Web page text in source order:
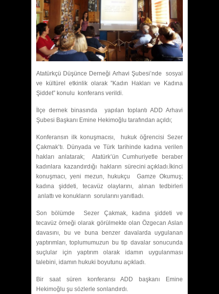
Atatürkçü Düşünce Derneği Arhavi Şubesi’nde sosyal
ve kültürel etkinlik olarak ”Kadın Hakları ve Kadına
Şiddet” konulu konferans verildi.
İlçe dernek binasında yapılan toplantı ADD Arhavi
Şubesi Başkanı Emine Hekimoğlu tarafından açıldı;
Konferansın ilk konuşmacısı, hukuk öğrencisi Sezer
Çakmak’tı. Dünyada ve Türk tarihinde kadına verilen
hakları anlatarak; Atatürk’ün Cumhuriyetle beraber
kadınlara kazandırdığı hakların sürecini açıkladı.İkinci
konuşmacı, yeni mezun, hukukçu Gamze Okumuş;
kadına şiddeti, tecavüz olaylarını, alınan tedbirleri
anlattı ve konukların sorularını yanıtladı.
Son bölümde Sezer Çakmak, kadına şiddeti ve
tecavüz örneği olarak görülmekte olan Özgecan Aslan
davasını, bu ve buna benzer davalarda uygulanan
yaptırımları, toplumumuzun bu tip davalar sonucunda
suçlular için yaptırım olarak idamın uygulanması
talebini, idamın hukuki boyutunu açıkladı.
Bir saat süren konferansı ADD başkanı Emine
Hekimoğlu şu sözlerle sonlandırdı.